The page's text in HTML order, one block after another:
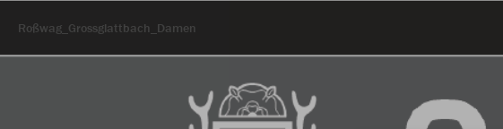
Roßwag_Grossglattbach_Damen